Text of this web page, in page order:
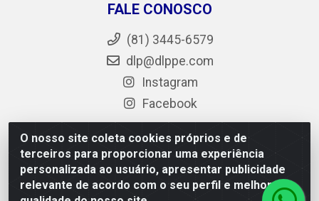
O nosso site coleta cookies próprios e de
terceiros para proporcionar uma experiência
personalizada ao usuário, apresentar publicidade
relevante de acordo com o seu perfil e melhorar a
FALE CONOSCO
(81) 3445-6579
dlp@dlppe.com
Instagram
Facebook
DLP - AV. Engenheiro Abdias de Carvalho, 962 - Bongi -
PE - CEP 50.640-525 - CNPJ 05.429.222/0001-48